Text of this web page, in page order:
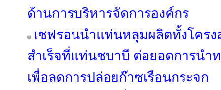
ด้านการบริหารจัดการองค์กร
เชฟรอนนำแท่นหลุมผลิตทั้งโครง
สำเร็จที่แท่นชบาบี ต่อยอดการนำ
เพื่อลดการปล่อยก๊าซเรือนกระจก